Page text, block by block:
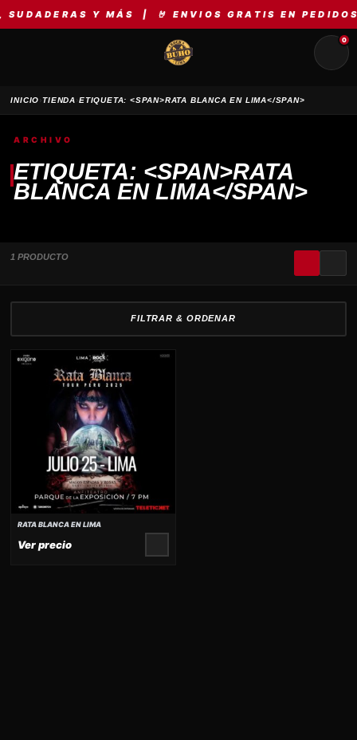
Y MÁS | 🤘 ENVIOS GRATIS EN
0
INICIO›TIENDA›ETIQUETA: <SPAN>RATA BLANCA EN LIMA</SPAN>
ARCHIVO
ETIQUETA: <SPAN>RATA
BLANCA EN LIMA</SPAN>
1 PRODUCTO
FILTRAR & ORDENAR
RATA BLANCA EN LIMA
Ver precio